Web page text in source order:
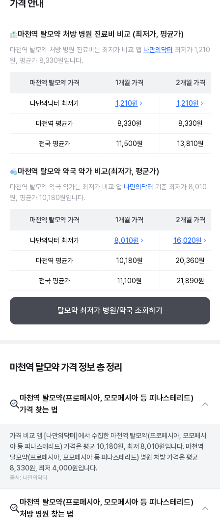
가격 안내
마천역 탈모약 처방 병원 진료비 비교 (최저가, 평균가)
마천역 탈모약 처방 병원 진료비는 최저가 비교 앱 나만의닥터 최저가 1,210
원, 평균가 8,330원입니다.
마천역 탈모약가격 1개월 가격 2개월 가격
나만의닥터 최저가 1,210원 1,210원
마천역 평균가 8,330원 8,330원
전국 평균가 11,500원 13,810원
마천역 탈모약 약국 약가 비교(최저가, 평균가)
마천역 탈모약 약국 약가는 최저가 비교 앱 나만의닥터 기준 최저가 8,010
원, 평균가 10,180원입니다.
마천역 탈모약가격 1개월 가격 2개월 가격
나만의닥터 최저가 8,010원 16,020원
마천역 평균가 10,180원 20,360원
전국 평균가 11,100원 21,890원
탈모약 최저가 병원/약국 조회하기
마천역 탈모약 가격 정보 총 정리
마천역 탈모약(프로페시아, 모모페시아 등 피나스테리드)
가격 찾는 법
가격 비교 앱 [나만의닥터] 에서 수집한 마천역 탈모약(프로페시아, 모모페시
아 등 피나스테리드) 가격은 평균 10,180원, 최저 8,010원입니다. 마천역
탈모약(프로페시아, 모모페시아 등 피나스테리드) 병원 처방 가격은 평균
8,330원, 최저 4,000원입니다.
출처: 나만의닥터
마천역 탈모약(프로페시아, 모모페시아 등 피나스테리드)
처방 병원 찾는 법